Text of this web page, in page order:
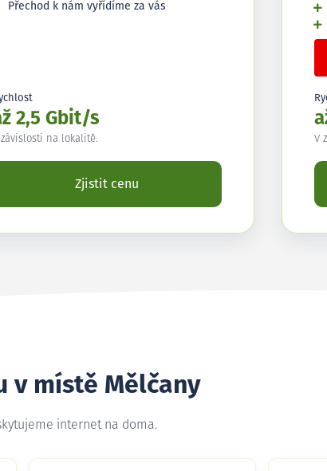
Přechod k nám vyřídíme za vás
2,5 Gbit/s
závislosti na lokalitě.
Zjistit cenu
V
v místě Mělčany
internet na doma.